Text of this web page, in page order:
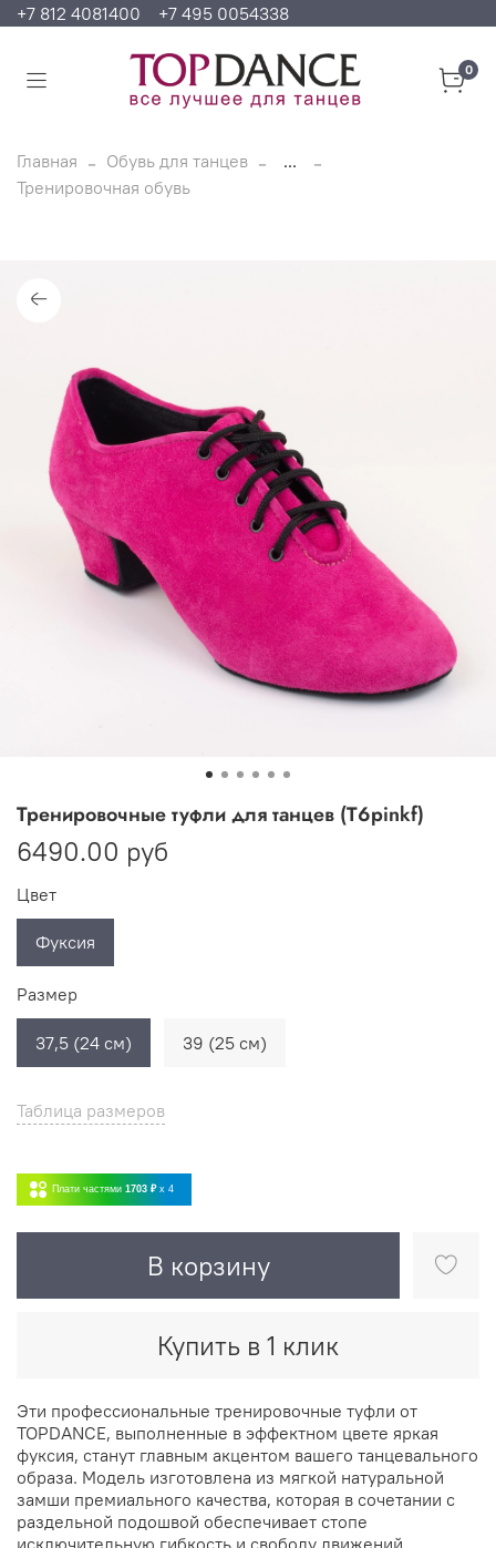
+7 812 4081400 +7 495 0054338
0
Главная Обувь для танцев
...
Тренировочная обувь
Тренировочные туфли для танцев (T6pinkf)
6490.00 руб
Таблица размеров
Плати частями 1703 ₽ x 4
В корзину
Купить в 1 клик
Цвет
Фуксия
Размер
37,5 (24 см) 39 (25 см)
Эти профессиональные тренировочные туфли от
TOPDANCE, выполненные в эффектном цвете яркая
фуксия, станут главным акцентом вашего танцевального
образа. Модель изготовлена из мягкой натуральной
замши премиального качества, которая в сочетании с
раздельной подошвой обеспечивает стопе